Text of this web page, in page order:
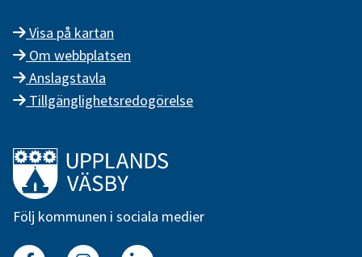
Visa på kartan
Om webbplatsen
Anslagstavla
Tillgänglighetsredogörelse
Länk till startsidan
Följ kommunen i sociala medier